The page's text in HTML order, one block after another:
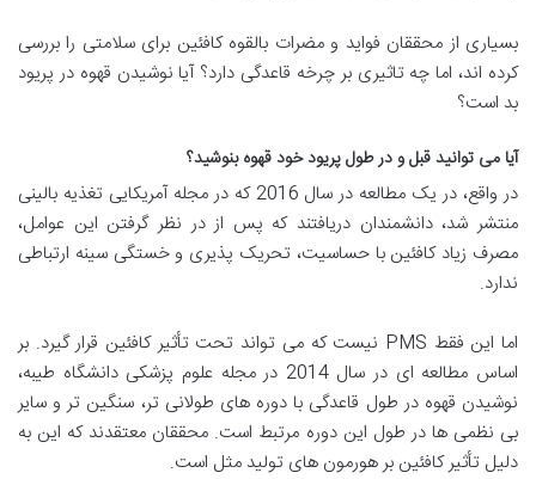
بسیاری از محققان فواید و مضرات بالقوه کافئین برای سلامتی را بررسی
کرده اند، اما چه تاثیری بر چرخه قاعدگی دارد؟ آیا نوشیدن قهوه در پریود
بد است؟
آیا می توانید قبل و در طول پریود خود قهوه بنوشید؟
در واقع، در یک مطالعه در سال 2016 که در مجله آمریکایی تغذیه بالینی
منتشر شد، دانشمندان دریافتند که پس از در نظر گرفتن این عوامل،
مصرف زیاد کافئین با حساسیت، تحریک پذیری و خستگی سینه ارتباطی
ندارد.
اما این فقط PMS نیست که می تواند تحت تأثیر کافئین قرار گیرد. بر
اساس مطالعه ای در سال 2014 در مجله علوم پزشکی دانشگاه طیبه،
نوشیدن قهوه در طول قاعدگی با دوره های طولانی تر، سنگین تر و سایر
بی نظمی ها در طول این دوره مرتبط است. محققان معتقدند که این به
دلیل تأثیر کافئین بر هورمون های تولید مثل است.